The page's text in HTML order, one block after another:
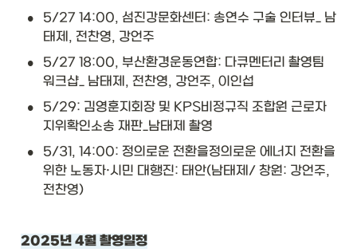
•
5/27 14:00, 섬진강문화센터: 송연수 구술 인터뷰_ 남
태제, 전찬영, 강언주
•
5/27 18:00, 부산환경운동연합: 다큐멘터리 촬영팀
워크샵_ 남태제, 전찬영, 강언주, 이인섭
•
5/29: 김영훈지회장 및 KPS비정규직 조합원 근로자
지위확인소송 재판_남태제 촬영
•
5/31, 14:00: 정의로운 전환을정의로운 에너지 전환을
위한 노동자·시민 대행진: 태안(남태제/ 창원: 강언주,
전찬영)
2025년 4월 촬영일정